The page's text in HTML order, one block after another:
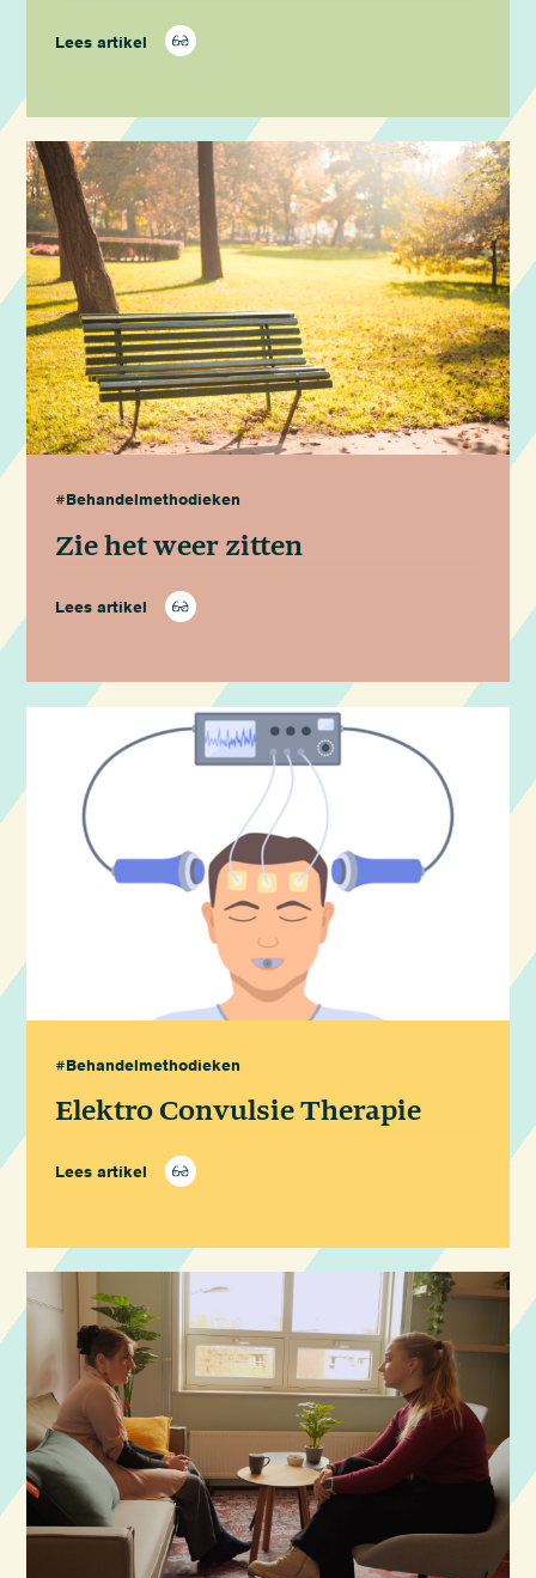
Lees artikel
#Behandelmethodieken
Zie het weer zitten
Lees artikel
#Behandelmethodieken
Elektro Convulsie Therapie
Lees artikel